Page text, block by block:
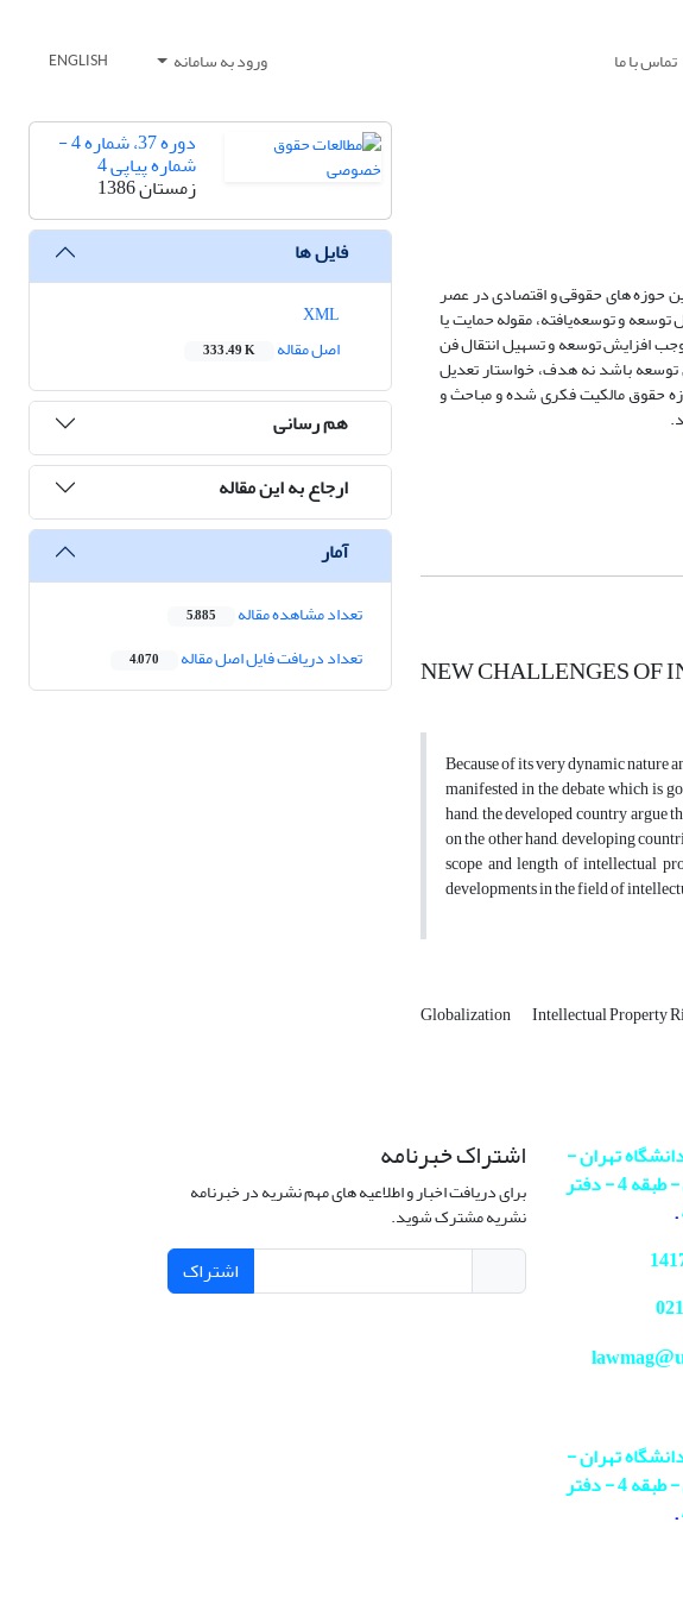
تماس با ما ورود به سامانه ENGLISH
حوزه های حقوقی و اقتصادی در عصر
و توسعه‌یافته، مقوله حمایت یا
افزایش توسعه و تسهیل انتقال فن
باشد نه هدف، خواستار تعدیل
حقوق مالکیت فکری شده و مباحث و
NEW CHALLENGES OF
Because of its very dynamic nature
manifested in the debate which is
hand, the developed country
on the other hand, developing
scope and length of intellectual
developments in the field of
Globalization Intellectual Property
دوره 37، شماره 4 -
شماره پیاپی 4
زمستان 1386
فایل ها
اصل مقاله
333.49 K
هم رسانی
ارجاع به این مقاله
آمار
تعداد مشاهده مقاله 5,885
تعداد دریافت فایل اصل مقاله 4,070
تهران -
دانشکده حقوق و علوم سیاسی - طبقه 4 - دفتر
.
021
تهران -
دانشکده حقوق و علوم سیاسی - طبقه 4 - دفتر
.
اشتراک خبرنامه
برای دریافت اخبار و اطلاعیه های مهم نشریه در خبرنامه
نشریه مشترک شوید.
اشتراک